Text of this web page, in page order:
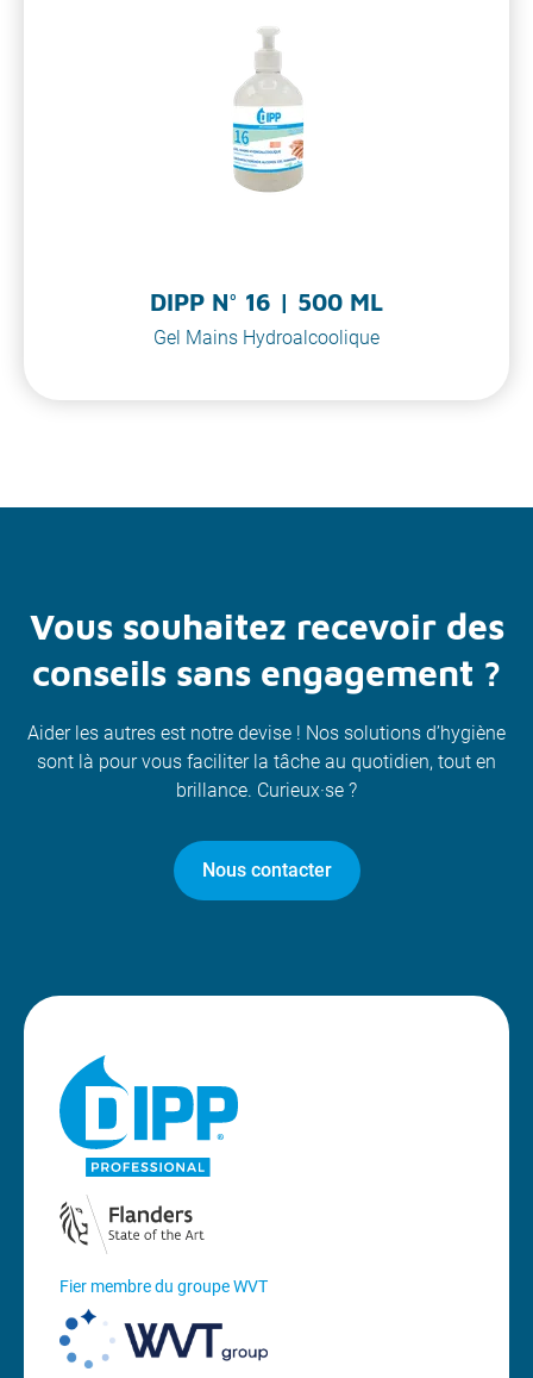
DIPP N° 16 | 500 ML
Gel Mains Hydroalcoolique
Vous souhaitez recevoir des
conseils sans engagement ?
Aider les autres est notre devise ! Nos solutions d’hygiène
sont là pour vous faciliter la tâche au quotidien, tout en
brillance. Curieux·se ?
Nous contacter
Fier membre du groupe WVT